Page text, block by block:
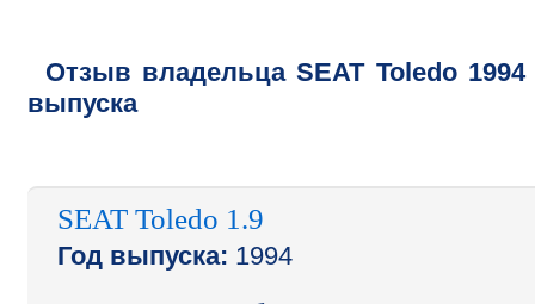
Отзыв владельцаSEAT Toledo 1994
выпуска
SEAT Toledo 1.9
Год выпуска: 1994